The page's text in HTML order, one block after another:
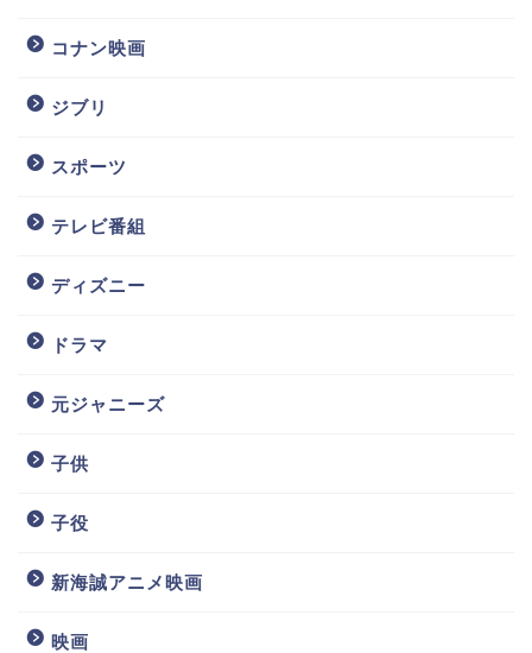
コナン映画
ジブリ
スポーツ
テレビ番組
ディズニー
ドラマ
元ジャニーズ
子供
子役
新海誠アニメ映画
映画